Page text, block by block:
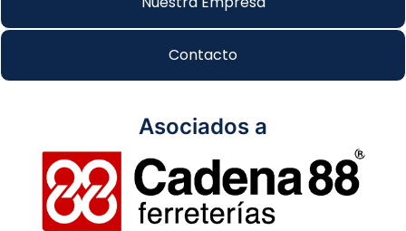
Contacto
Asociados a